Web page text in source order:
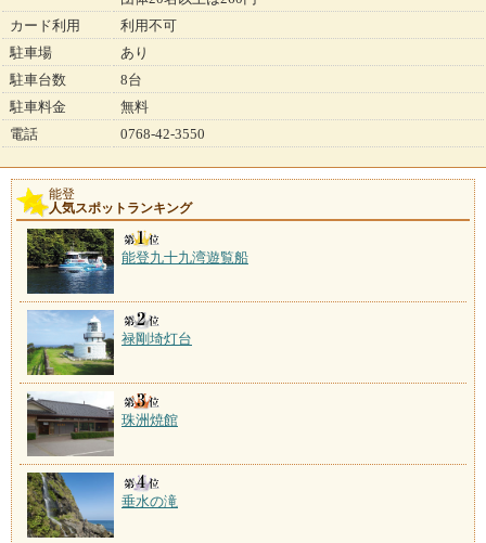
カード利用
利用不可
駐車場
あり
駐車台数
8台
駐車料金
無料
電話
0768-42-3550
能登
人気スポットランキング
能登九十九湾遊覧船
禄剛埼灯台
珠洲焼館
垂水の滝